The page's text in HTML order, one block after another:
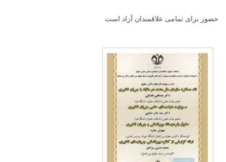
حضور برای تمامی علاقمندان آزاد است